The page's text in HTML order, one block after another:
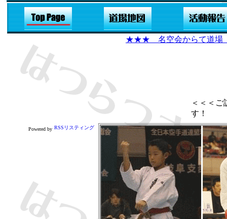
★★★ 名空会からて道
＜＜＜ご
す！
Powered by